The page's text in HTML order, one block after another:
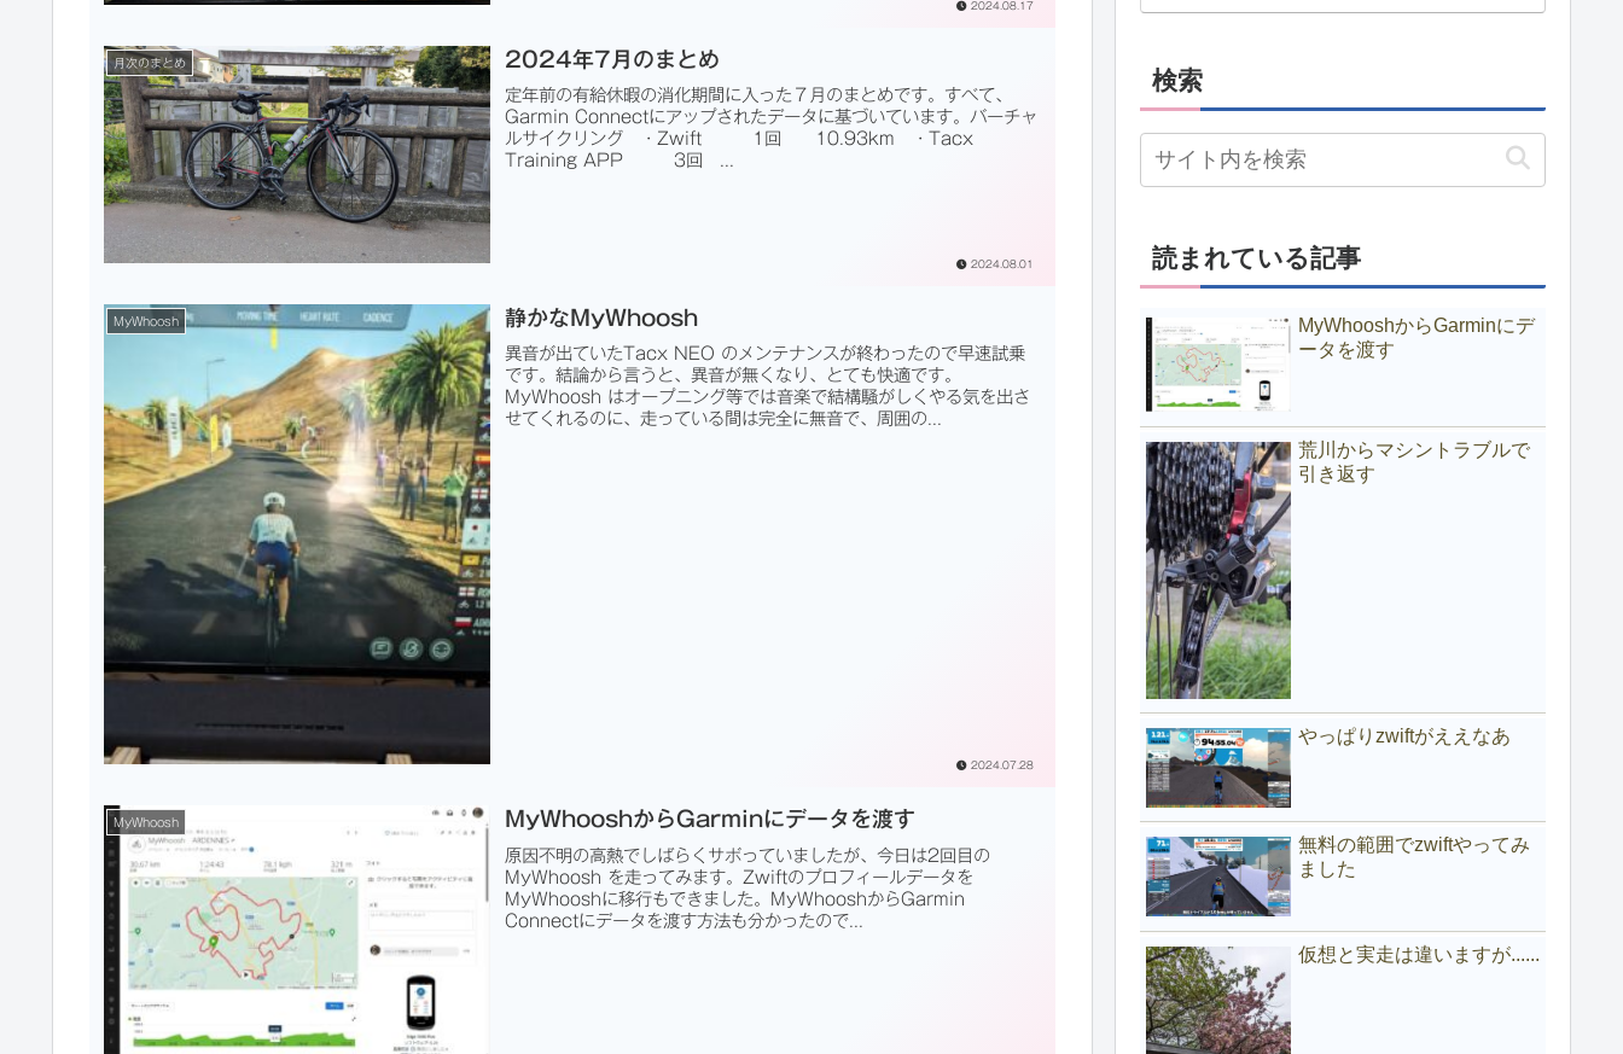
2024.08.17
月次のまとめ 2024年7月のまとめ
定年前の有給休暇の消化期間に入った７月のまとめです。すべて、
Garmin Connectにアップされたデータに基づいています。バーチャ
ルサイクリング ・Zwift 1回 10.93km ・Tacx
Training APP 3回 ...
2024.08.01
MyWhoosh 静かなMyWhoosh
異音が出ていたTacx NEO のメンテナンスが終わったので早速試乗
です。結論から言うと、異音が無くなり、とても快適です。
MyWhoosh はオープニング等では音楽で結構騒がしくやる気を出さ
せてくれるのに、走っている間は完全に無音で、周囲の...
2024.07.28
MyWhoosh MyWhooshからGarminにデータを渡す
原因不明の高熱でしばらくサボっていましたが、今日は2回目の
MyWhoosh を走ってみます。Zwiftのプロフィールデータを
MyWhooshに移行もできました。MyWhooshからGarmin
Connectにデータを渡す方法も分かったので...
検索
読まれている記事
MyWhooshからGarminにデ
ータを渡す
荒川からマシントラブルで
引き返す
やっぱりzwiftがええなあ
無料の範囲でzwiftやってみ
ました
仮想と実走は違いますが......